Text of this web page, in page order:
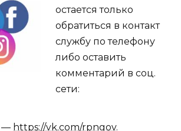
остается только
обратиться в контакт
службу по телефону
либо оставить
комментарий в соц.
сети:
— https://vk.com/rpngov.